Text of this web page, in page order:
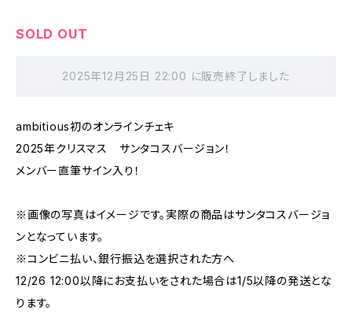
SOLD OUT
2025年12月25日 22:00 に販売終了しました
ambitious初のオンラインチェキ
2025年クリスマス サンタコスバージョン！
メンバー直筆サイン入り！
※画像の写真はイメージです。実際の商品はサンタコスバージョ
ンとなっています。
※コンビニ払い、銀行振込を選択された方へ
12/26 12:00以降にお支払いをされた場合は1/5以降の発送とな
ります。